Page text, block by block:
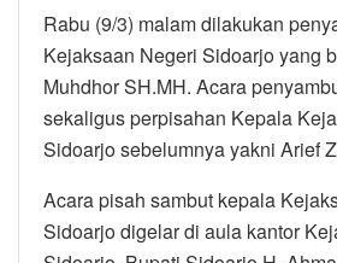
Rabu (9/3) malam dilakukan
Kejaksaan Negeri Sidoarjo yang
Muhdhor SH.MH. Acara
sekaligus perpisahan Kepala
Sidoarjo sebelumnya yakni Arief
Acara pisah sambut kepala
Sidoarjo digelar di aula kantor